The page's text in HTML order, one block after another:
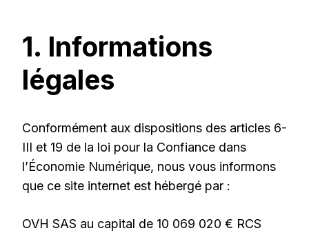
1. Informations
légales
Conformément aux dispositions des articles 6-
III et 19 de la loi pour la Confiance dans
l’Économie Numérique, nous vous informons
que ce site internet est hébergé par :
OVH SAS au capital de 10 069 020 € RCS